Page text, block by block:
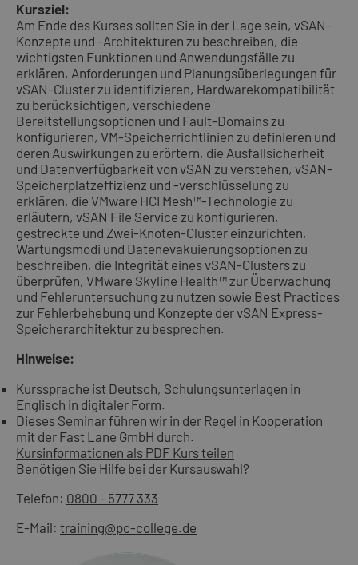
Kursziel:
Am Ende des Kurses sollten Sie in der Lage sein, vSAN-
Konzepte und -Architekturen zu beschreiben, die
wichtigsten Funktionen und Anwendungsfälle zu
erklären, Anforderungen und Planungsüberlegungen für
vSAN-Cluster zu identifizieren, Hardwarekompatibilität
zu berücksichtigen, verschiedene
Bereitstellungsoptionen und Fault-Domains zu
konfigurieren, VM-Speicherrichtlinien zu definieren und
deren Auswirkungen zu erörtern, die Ausfallsicherheit
und Datenverfügbarkeit von vSAN zu verstehen, vSAN-
Speicherplatzeffizienz und -verschlüsselung zu
erklären, die VMware HCI Mesh™-Technologie zu
erläutern, vSAN File Service zu konfigurieren,
gestreckte und Zwei-Knoten-Cluster einzurichten,
Wartungsmodi und Datenevakuierungsoptionen zu
beschreiben, die Integrität eines vSAN-Clusters zu
überprüfen, VMware Skyline Health™ zur Überwachung
und Fehleruntersuchung zu nutzen sowie Best Practices
zur Fehlerbehebung und Konzepte der vSAN Express-
Speicherarchitektur zu besprechen.
Hinweise:
Kurssprache ist Deutsch, Schulungsunterlagen in
Englisch in digitaler Form.
Dieses Seminar führen wir in der Regel in Kooperation
mit der Fast Lane GmbH durch.
Kursinformationen als PDF Kurs teilen
Benötigen Sie Hilfe bei der Kursauswahl?
Telefon: 0800 - 5777 333
E-Mail: training@pc-college.de